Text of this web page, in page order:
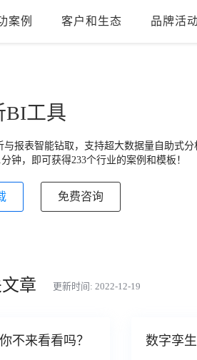
案例 客户和生态 品牌活
BI工具
报表智能钻取，支持超大数据量自助式
钟，即可获得233个行业的案例和模板！
免费咨询
章 更新时间: 2022-12-19
不来看看吗？ 数字孪